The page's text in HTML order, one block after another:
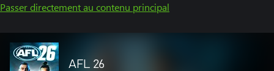
Passer directement au contenu principal
AFL 26